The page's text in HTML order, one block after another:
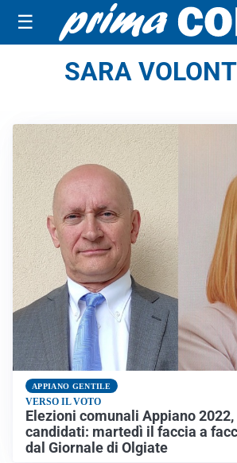
☰
SARA
APPIANO GENTILE
VERSO IL VOTO
Elezioni comunali Appiano
candidati: martedì il faccia a
dal Giornale di Olgiate